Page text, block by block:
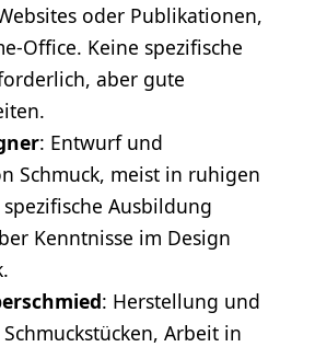
oder Publikationen,
Office. Keine spezifische
aber gute
: Entwurf und
Schmuck, meist in ruhigen
Ausbildung
Kenntnisse im Design
: Herstellung und
Arbeit in